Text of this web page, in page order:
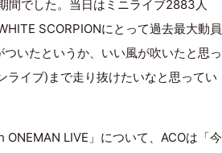
間でした。当日はミニライブ2883人
SCORPIONにとって過去最大動員
いたというか、いい風が吹いたと思っ
イブ)まで走り抜けたいなと思ってい
LIVE」について、ACOは「今